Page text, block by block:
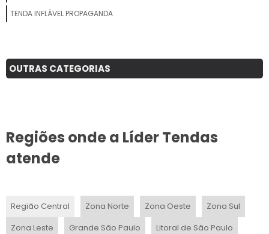
TENDA INFLÁVEL PROPAGANDA
OUTRAS CATEGORIAS
Regiões onde a Líder Tendas
atende
Região Central Zona Norte Zona Oeste
Zona Sul
Zona Leste
Grande São Paulo Litoral de São Paulo